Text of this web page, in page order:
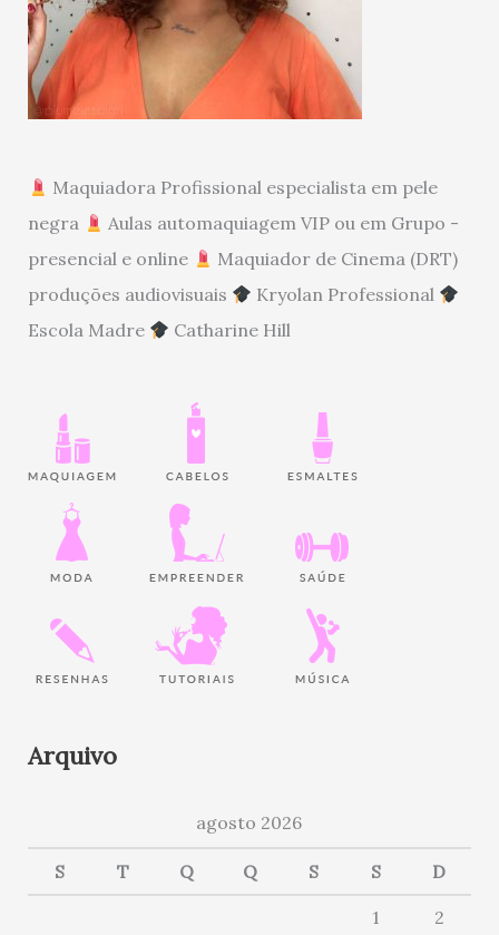
Maquiadora Profissional especialista em pele
negra
Aulas automaquiagem VIP ou em Grupo -
presencial e online
Maquiador de Cinema (DRT)
produções audiovisuais
Kryolan Professional
Escola Madre
Catharine Hill
Arquivo
agosto 2026
S T Q Q S S D
1 2